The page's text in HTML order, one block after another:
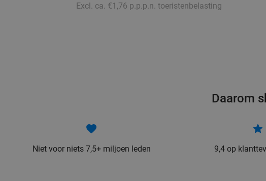
Excl. ca. €1,76 p.p.p.n. toeristenbelasting
Daarom
Niet voor niets 7,5+ miljoen leden 9,4 op